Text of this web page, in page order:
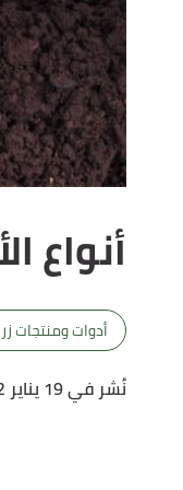
أنواع
أدوات ومنتجات
نُشر في 19 يناير 2022